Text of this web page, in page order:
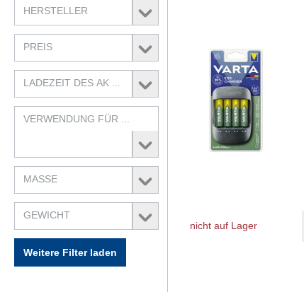
HERSTELLER
PREIS
MASSE
GEWICHT
Weitere Filter laden
nicht auf Lager